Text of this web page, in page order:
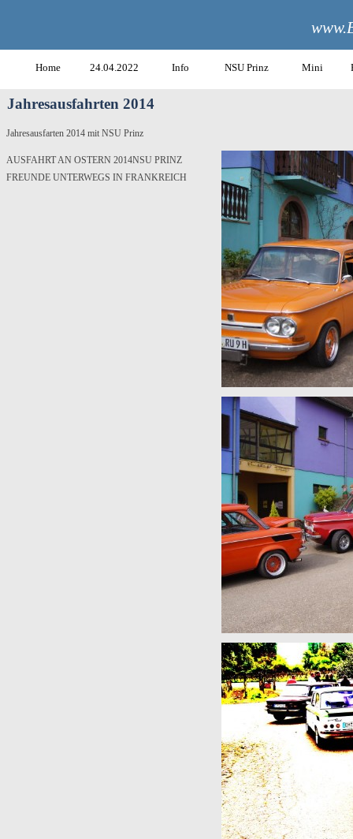
Home 24.04.2022 Info NSU Prinz Mini
Jahresausfahrten 2014
Jahresausfarten 2014 mit NSU Prinz
AUSFAHRT AN OSTERN 2014NSU PRINZ
FREUNDE UNTERWEGS IN FRANKREICH